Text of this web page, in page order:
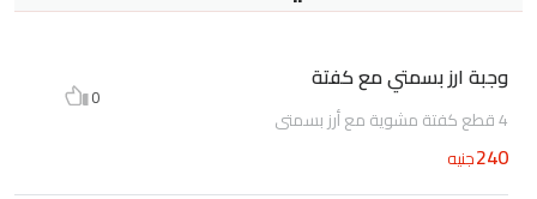
وجبة ارز بسمتي مع كفتة
4 قطع كفتة مشوية مع أرز بسمتي
240جنيه
0